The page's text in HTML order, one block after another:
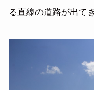
る直線の道路が出て